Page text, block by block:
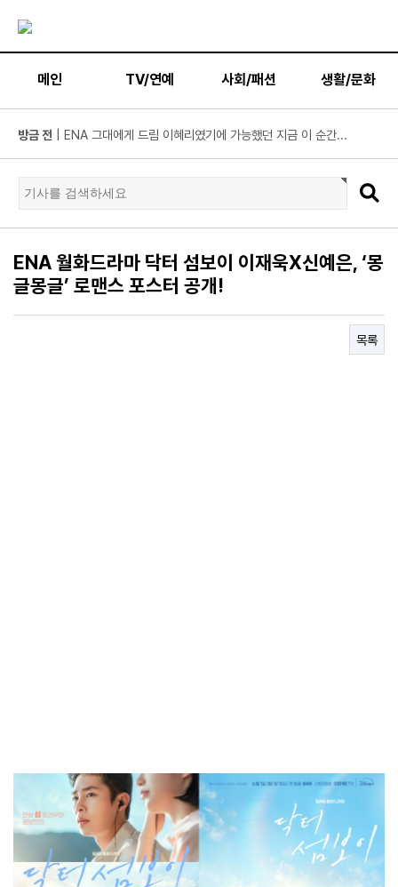
메인 TV/연예 사회/패션 생활/문화
방금 전| KBS2 '불후의 명곡' ‘히든 터틀맨’ 문세윤, 본격 출격! ...
방금 전 | 넷플릭스 ‘도라이버’ 주우재, "인성 좋은 우리와 ...
방금 전| ’데이식스 영케이’ 솔로 첫 헤드라이너, 사운드플래닛페...
방금 전| “10년간 관객이 선택한 코미디의 저력” 연극 <꽃의 ...
방금 전 | KBS 2TV ‘너 말고 다른 연애’ 9월 12일(토) 첫 방송 확...
방금 전| 위대한 가이드3 박명수, 사형제 2대 2 분열 위기에 극...
ENA 월화드라마 닥터 섬보이 이재욱X신예은, ‘몽
글몽글’ 로맨스 포스터 공개!
목록